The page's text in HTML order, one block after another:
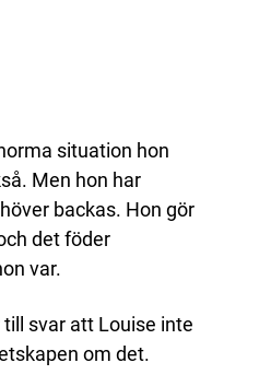
situation hon
Men hon har
backas. Hon gör
det föder
var.
svar att Louise inte
om det.